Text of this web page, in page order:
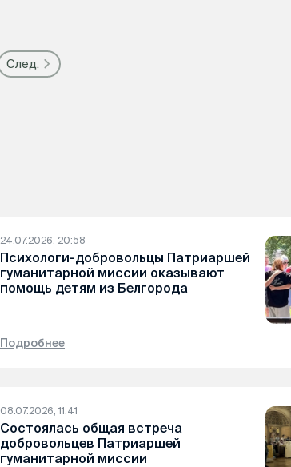
След.
24.07.2026, 20:58
Психологи-добровольцы Патриаршей
гуманитарной миссии оказывают
помощь детям из Белгорода
Подробнее
08.07.2026, 11:41
Состоялась общая встреча
добровольцев Патриаршей
гуманитарной миссии